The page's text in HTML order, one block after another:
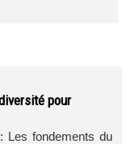
pour
Les fondements du